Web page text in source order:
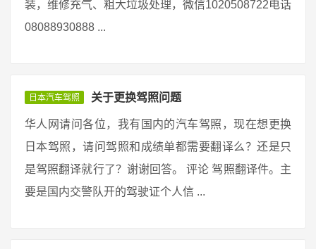
装，维修充气、粗大垃圾处理，微信1020508722电话
08088930888 ...
日本汽车驾照 关于更换驾照问题
华人网请问各位，我有国内的汽车驾照，现在想更换
日本驾照，请问驾照和成绩单都需要翻译么？还是只
是驾照翻译就行了？谢谢回答。 评论 驾照翻译件。主
要是国内交警队开的驾驶证个人信 ...